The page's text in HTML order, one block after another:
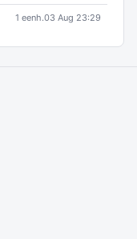
1 eenh.03 Aug 23:29